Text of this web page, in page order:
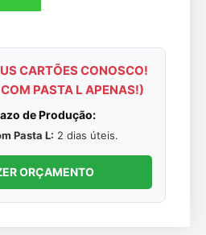
CARTÕES CONOSCO!
PASTA L APENAS!)
de Produção:
Pasta L: 2 dias úteis.
ORÇAMENTO